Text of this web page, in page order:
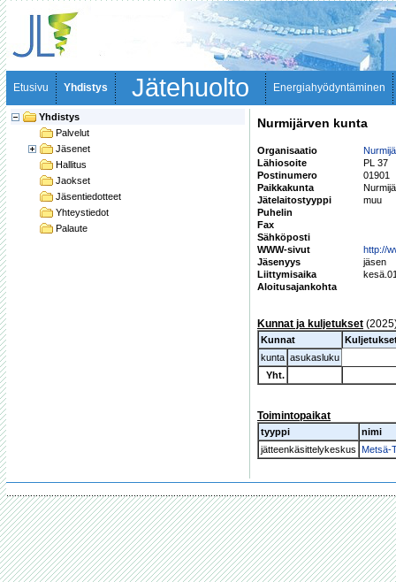
Etusivu Yhdistys Jätehuolto Energiahyödyntäminen
Yhdistys
Palvelut
Jäsenet
Hallitus
Jaokset
Jäsentiedotteet
Yhteystiedot
Palaute
Nurmijärven kunta
Organisaatio
Lähiosoite
PL 37
Postinumero
01901
Paikkakunta
Jätelaitostyyppi
muu
Puhelin
Fax
Sähköposti
WWW-sivut
http://
Jäsenyys
jäsen
Liittymisaika
Aloitusajankohta
Kunnat ja kuljetukset
Kunnat
kunta asukasluku
Yht.
Toimintopaikat
tyyppi
nimi
jätteenkäsittelykeskus Metsä-